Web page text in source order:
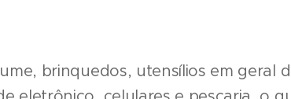
brinquedos, utensílios em geral